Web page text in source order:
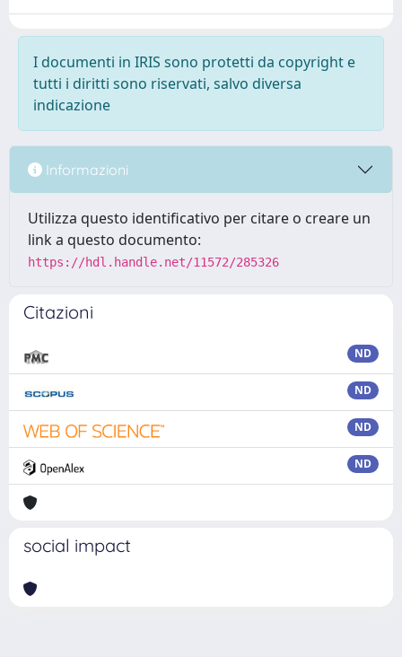
I documenti in IRIS sono protetti da copyright e
tutti i diritti sono riservati, salvo diversa
indicazione
Informazioni
Utilizza questo identificativo per citare o creare un
link a questo documento:
https://hdl.handle.net/11572/285326
Citazioni
ND
ND
ND
ND
social impact